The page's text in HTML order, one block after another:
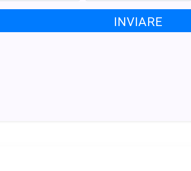
INVIARE